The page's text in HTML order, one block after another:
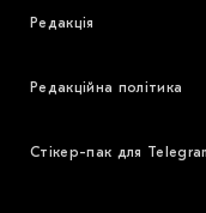
Редакція
Редакційна політика
Стікер-пак для